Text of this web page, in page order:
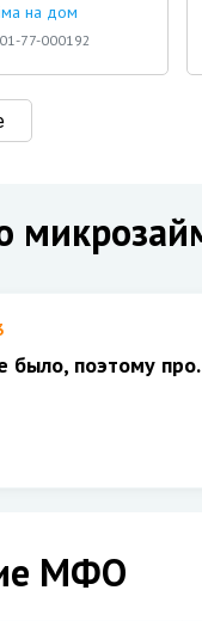
на дом
77-000192
было, поэтому
МФО